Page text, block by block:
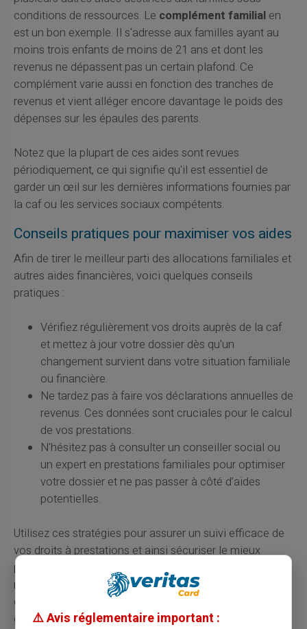
conditions de ressources. Le complément familialen
est un bon exemple. Il s'adresse aux familles ayant au
moins trois enfants de moins de 21 ans et dont les
revenus ne dépassent pas un certain plafond. Ce
complément varie aussi en fonction des tranches de
revenus et vient alléger encore davantage le poids des
dépenses sur les épaules des parents.
Notez que la plupart de ces aides sont revues
périodiquement, ce qui signifie qu'il est essentiel de
garder un œil sur les dernières informations fournies par
la caf ou les services sociaux compétents.
Conseils pratiques pour maximiser vos aides
Afin de tirer le meilleur parti des allocations familiales et
autres aides financières, voici quelques conseils
pratiques :
Vérifiez régulièrement vos droits auprès de la caf
et mettez à jour votre dossier dès qu'un
changement survient dans votre situation familiale
ou financière.
Ne tardez pas à faire vos déclarations annuelles de
revenus. Ces données sont cruciales pour le calcul
de vos prestations.
N'hésitez pas à consulter un conseiller social ou
un expert en prestations familiales pour optimiser
votre dossier et ne pas passer à côté d’aides
potentielles.
Utilisez ces stratégies pour assurer un suivi efficace de
vos droits à prestations et ainsi sécuriser le mieux
possible votre situation financière face à l'évolution
rapide de vos obligations familiales. N’oubliez jamais
qu’un petit effort administratif peut souvent rapporter
gros !⚠️ Avis réglementaire important :